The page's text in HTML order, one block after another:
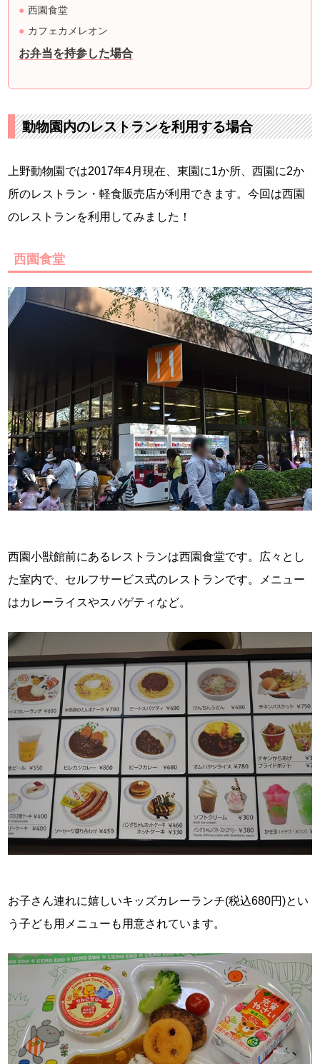
西園食堂
カフェカメレオン
お弁当を持参した場合
動物園内のレストランを利用する場合
上野動物園では2017年4月現在、東園に1か所、西園に2か
所のレストラン・軽食販売店が利用できます。今回は西園
のレストランを利用してみました！
西園食堂
西園小獣館前にあるレストランは西園食堂です。広々とし
た室内で、セルフサービス式のレストランです。メニュー
はカレーライスやスパゲティなど。
お子さん連れに嬉しいキッズカレーランチ(税込680円)とい
う子ども用メニューも用意されています。